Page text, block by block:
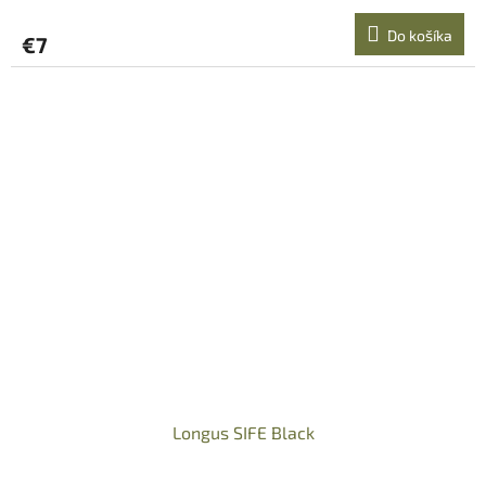
€7 Do košíka
Longus SIFE Black